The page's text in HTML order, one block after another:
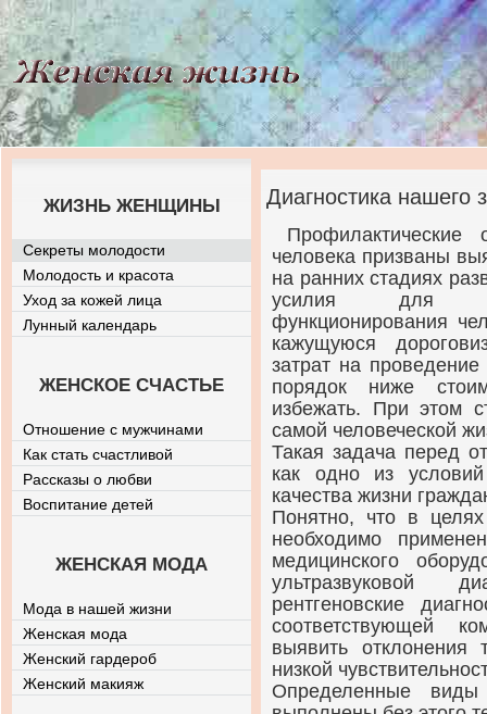
Диагностика нашего
Профилактические
человека призваны
на ранних стадиях
усилия для
функционирования
кажущуюся
затрат на
порядок ниже
избежать. При этом
самой человеческой
Такая задача перед
как одно из
качества жизни
Понятно, что в целях
необходимо
медицинского
ультразвуковой
рентгеновские
соответствующей
выявить отклонения
низкой
Определенные
ЖИЗНЬ ЖЕНЩИНЫ
Секреты молодости
Молодость и красота
Уход за кожей лица
Лунный календарь
ЖЕНСКОЕ СЧАСТЬЕ
Отношение с мужчинами
Как стать счастливой
Рассказы о любви
Воспитание детей
ЖЕНСКАЯ МОДА
Мода в нашей жизни
Женская мода
Женский гардероб
Женский макияж